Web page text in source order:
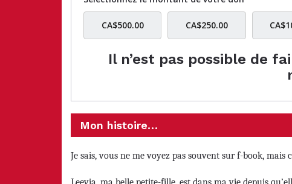
CA$500.00 CA$250.00
Il n’est pas possible de
Mon histoire…
Je sais, vous ne me voyez pas souvent sur f-book,